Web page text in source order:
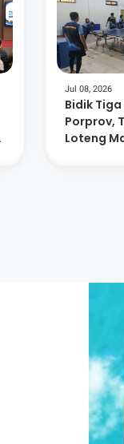
Jul 08, 2026
Bidik Tiga
Porprov,
Loteng